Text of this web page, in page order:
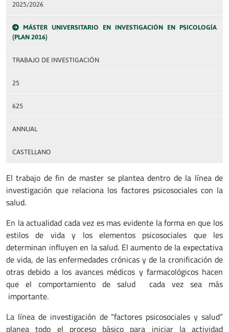
2025/2026
MÁSTER UNIVERSITARIO EN INVESTIGACIÓN EN PSICOLOGÍA
(PLAN 2016)
TRABAJO DE INVESTIGACIÓN
25
625
ANNUAL
CASTELLANO
El trabajo de fin de master se plantea dentro de la línea de
investigación que relaciona los factores psicosociales con la
salud.
En la actualidad cada vez es mas evidente la forma en que los
estilos de vida y los elementos psicosociales que les
determinan influyen en la salud. El aumento de la expectativa
de vida, de las enfermedades crónicas y de la cronificación de
otras debido a los avances médicos y farmacológicos hacen
que el comportamiento de salud cada vez sea más
importante.
La línea de investigación de “factores psicosociales y salud”
planea todo el proceso básico para iniciar la actividad